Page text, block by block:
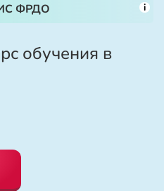
ФРДО
i
обучения в